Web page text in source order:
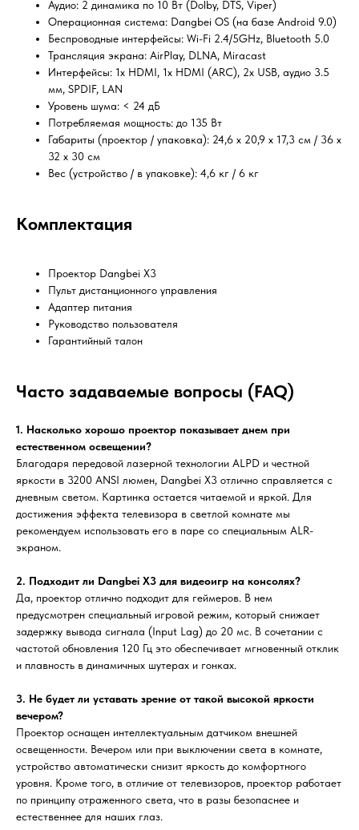
Аудио: 2 динамика по 10 Вт (Dolby, DTS, Viper)
Операционная система: Dangbei OS (на базе Android 9.0)
Беспроводные интерфейсы: Wi-Fi 2.4/5GHz, Bluetooth 5.0
Трансляция экрана: AirPlay, DLNA, Miracast
Интерфейсы: 1x HDMI, 1x HDMI (ARC), 2x USB, аудио 3.5
мм, SPDIF, LAN
Уровень шума: < 24 дБ
Потребляемая мощность: до 135 Вт
Габариты (проектор / упаковка): 24,6 х 20,9 х 17,3 см / 36 х
32 х 30 см
Вес (устройство / в упаковке): 4,6 кг / 6 кг
Комплектация
Проектор Dangbei X3
Пульт дистанционного управления
Адаптер питания
Руководство пользователя
Гарантийный талон
Часто задаваемые вопросы (FAQ)
1. Насколько хорошо проектор показывает днем при
естественном освещении?
Благодаря передовой лазерной технологии ALPD и честной
яркости в 3200 ANSI люмен, Dangbei X3 отлично справляется с
дневным светом. Картинка остается читаемой и яркой. Для
достижения эффекта телевизора в светлой комнате мы
рекомендуем использовать его в паре со специальным ALR-
экраном.
2. Подходит ли Dangbei X3 для видеоигр на консолях?
Да, проектор отлично подходит для геймеров. В нем
предусмотрен специальный игровой режим, который снижает
задержку вывода сигнала (Input Lag) до 20 мс. В сочетании с
частотой обновления 120 Гц это обеспечивает мгновенный отклик
и плавность в динамичных шутерах и гонках.
3. Не будет ли уставать зрение от такой высокой яркости
вечером?
Проектор оснащен интеллектуальным датчиком внешней
освещенности. Вечером или при выключении света в комнате,
устройство автоматически снизит яркость до комфортного
уровня. Кроме того, в отличие от телевизоров, проектор работает
по принципу отраженного света, что в разы безопаснее и
естественнее для наших глаз.